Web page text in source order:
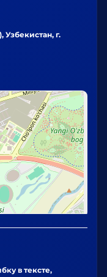
Узбекистан, г.
в тексте,